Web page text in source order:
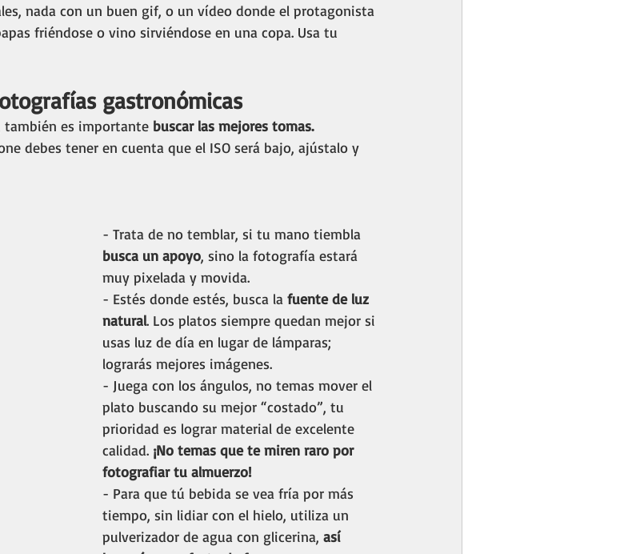
nada con un buen gif, o un vídeo donde el protagonista
friéndose o vino sirviéndose en una copa. Usa tu
gastronómicas
también es importante buscar las mejores tomas.
debes tener en cuenta que el ISO será bajo, ajústalo y
- Trata de no temblar, si tu mano tiembla
busca un apoyo, sino la fotografía estará
muy pixelada y movida.
- Estés donde estés, busca la fuente de luz
natural. Los platos siempre quedan mejor si
usas luz de día en lugar de lámparas;
lograrás mejores imágenes.
- Juega con los ángulos, no temas mover el
plato buscando su mejor “costado”, tu
prioridad es lograr material de excelente
calidad. ¡No temas que te miren raro por
fotografiar tu almuerzo!
- Para que tú bebida se vea fría por más
tiempo, sin lidiar con el hielo, utiliza un
pulverizador de agua con glicerina, así